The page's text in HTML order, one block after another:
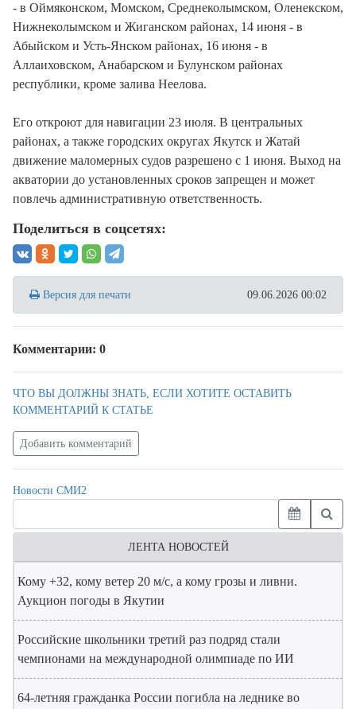
- в Оймяконском, Момском, Среднеколымском, Оленекском,
Нижнеколымском и Жиганском районах, 14 июня - в
Абыйском и Усть-Янском районах, 16 июня - в
Аллаиховском, Анабарском и Булунском районах
республики, кроме залива Неелова.
Его откроют для навигации 23 июля. В центральных
районах, а также городских округах Якутск и Жатай
движение маломерных судов разрешено с 1 июня. Выход на
акватории до установленных сроков запрещен и может
повлечь административную ответственность.
Поделиться в соцсетях:
Версия для печати 09.06.2026 00:02
Комментарии: 0
ЧТО ВЫ ДОЛЖНЫ ЗНАТЬ, ЕСЛИ ХОТИТЕ ОСТАВИТЬ
КОММЕНТАРИЙ К СТАТЬЕ
Добавить комментарий
Новости СМИ2
ЛЕНТА НОВОСТЕЙ
Кому +32, кому ветер 20 м/с, а кому грозы и ливни.
Аукцион погоды в Якутии
Российские школьники третий раз подряд стали
чемпионами на международной олимпиаде по ИИ
64-летняя гражданка России погибла на леднике во